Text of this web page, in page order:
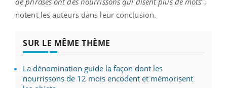
notent les auteurs dans leur conclusion.
SUR LE MÊME THÈME
La dénomination guide la façon dont les
nourrissons de 12 mois encodent et mémorisent